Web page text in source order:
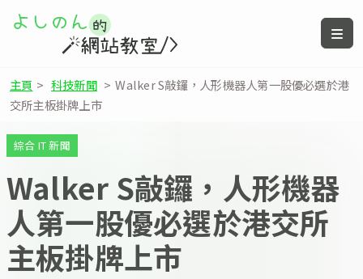
主頁 > 科技新聞 > Walker S敲鑼，人形機器人第一股優必選於港
交所主板掛牌上市
綜合 IT 新聞
Walker S敲鑼，人形機器
人第一股優必選於港交所
主板掛牌上市